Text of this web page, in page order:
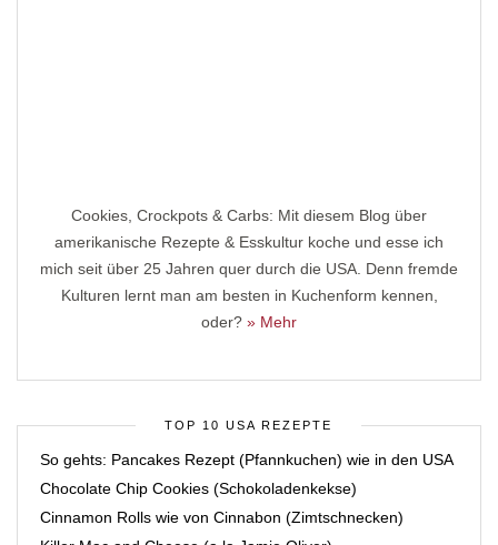
Cookies, Crockpots & Carbs: Mit diesem Blog über
amerikanische Rezepte & Esskultur koche und esse ich
mich seit über 25 Jahren quer durch die USA. Denn fremde
Kulturen lernt man am besten in Kuchenform kennen,
oder? » Mehr
TOP 10 USA REZEPTE
So gehts: Pancakes Rezept (Pfannkuchen) wie in den USA
Chocolate Chip Cookies (Schokoladenkekse)
Cinnamon Rolls wie von Cinnabon (Zimtschnecken)